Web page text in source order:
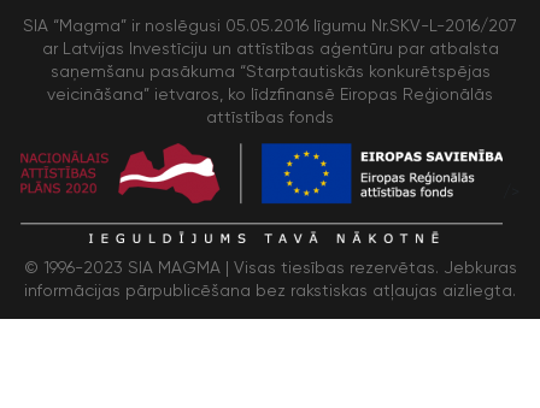
SIA “Magma” ir noslēgusi 05.05.2016 līgumu Nr.SKV-L-2016/207
ar Latvijas Investīciju un attīstības aģentūru par atbalsta
saņemšanu pasākuma “Starptautiskās konkurētspējas
veicināšana” ietvaros, ko līdzfinansē Eiropas Reģionālās
attīstības fonds
© 1996-2023 SIA MAGMA | Visas tiesības rezervētas. Jebkuras
informācijas pārpublicēšana bez rakstiskas atļaujas aizliegta.